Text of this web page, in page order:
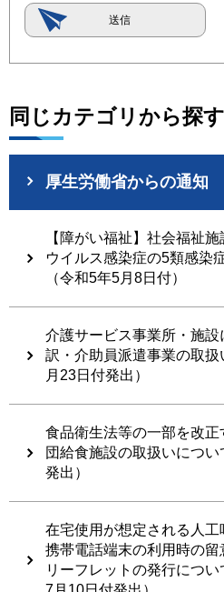
同じカテゴリから探す
厚生労働省からの通知
【障がい福祉】社会福祉
ウイルス感染症の5類感染
（令和5年5月8日付）
介護サービス事業所・施
訳・介助員派遣事業の取
月23日付発出）
食品衛生法等の一部を改
団給食施設の取扱いにつ
発出）
在宅使用が想定される人
携帯電話端末の利用時の
リーフレットの発行につ